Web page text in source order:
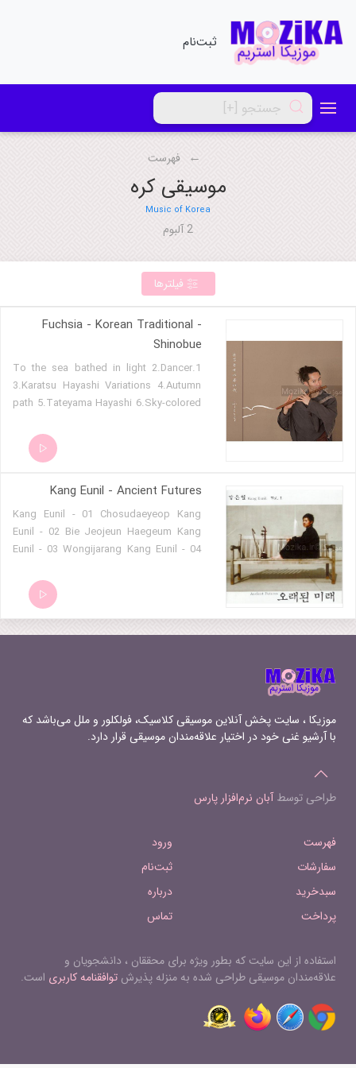
ثبت‌نام
فهرست
موسیقی کره
Music of Korea
فیلترها
Fuchsia - Korean Traditional -
Shinobue
1.To the sea bathed in light 2.Dancer
3.Karatsu Hayashi Variations 4.Autumn
path 5.Tateyama Hayashi 6.Sky-colored
Kang Eunil - Ancient Futures
Kang Eunil - 01 Chosudaeyeop Kang
Eunil - 02 Bie Jeojeun Haegeum Kang
Eunil - 03 Wongijarang Kang Eunil - 04
Kang Eunil - 06 Fade Out Kang Eunil - 07
Bisang Kang Eunil - 08 Nalgeun Maru
Kang Eunil - 09 Radakkeu-ui Yeoin
موزیکا ، سایت پخش آنلاین موسیقی کلاسیک، فولکلور و ملل می‌باشد که
با آرشیو غنی خود در اختیار علاقه‌مندان موسیقی قرار دارد.
طراحی توسطآبان نرم‌افزار پارس
فهرست
سفارشات
سبدخرید
پرداخت
ورود
ثبت‌نام
درباره
تماس
استفاده از این سایت که بطور ویژه برای محققان ، دانشجویان و
علاقه‌مندان موسیقی طراحی شده به منزله پذیرشتوافقنامه کاربریاست.